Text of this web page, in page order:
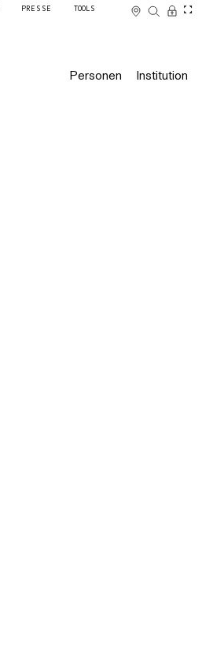
PRESSE TOOLS
Personen Institution